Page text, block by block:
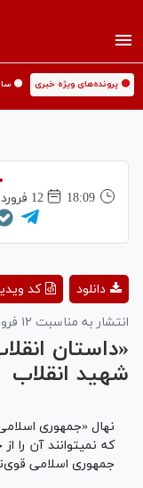
🟡 پرونده‌های ویژه خبری 🟡
18:09
12 فروردين 1405
کد
دانلود
انتشار به مناسبت ۱۲ فروردین روز جمهوری اسلامی ایران
«داستان
شهید انقلاب
نهال «جمهوری
که نمیتوانند آن را
جمهوری اسلامی